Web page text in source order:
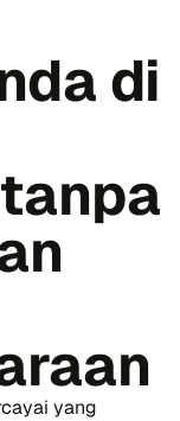
di
yang